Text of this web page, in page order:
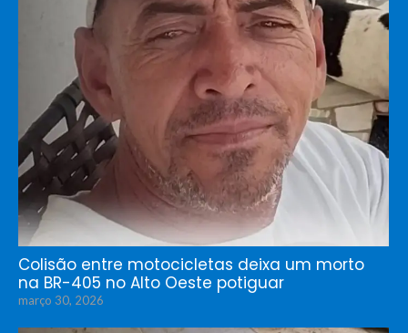
Colisão entre motocicletas deixa um morto
na BR-405 no Alto Oeste potiguar
março 30, 2026